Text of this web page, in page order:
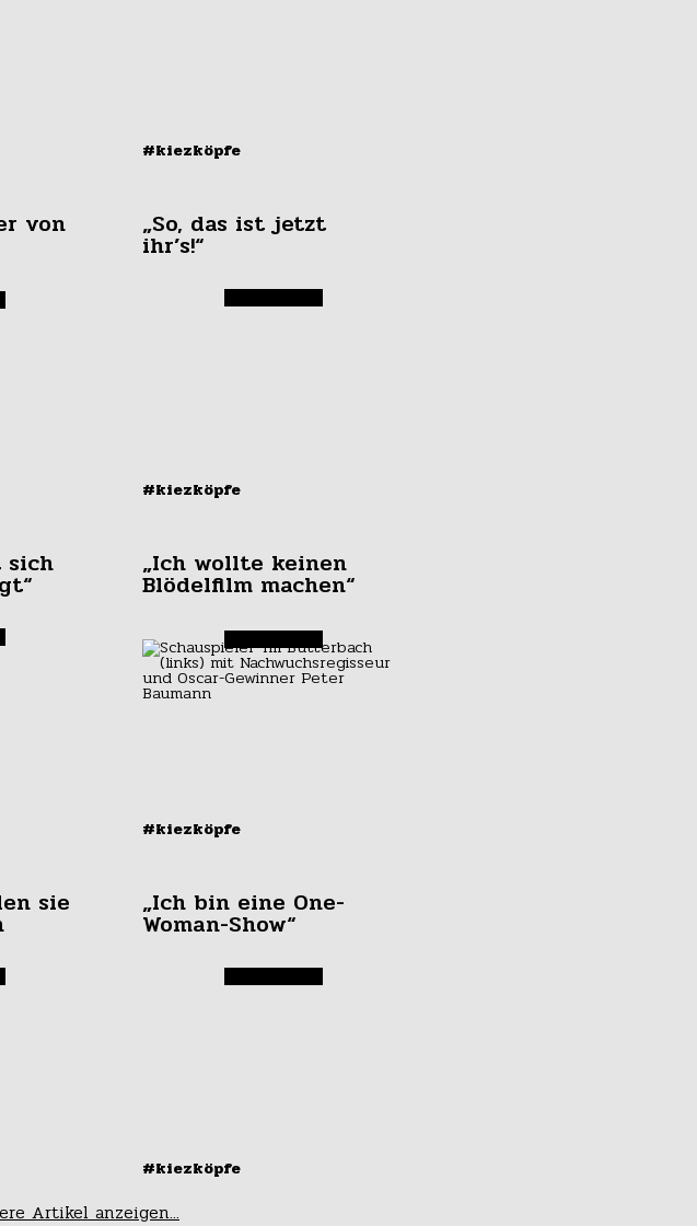
#kiezköpfe
von „So, das ist jetzt
ihr’s!“
#kiezköpfe
sich „Ich wollte keinen
Blödelfilm machen“
#kiezköpfe
sie „Ich bin eine One-
Woman-Show“
#kiezköpfe
Artikel anzeigen...